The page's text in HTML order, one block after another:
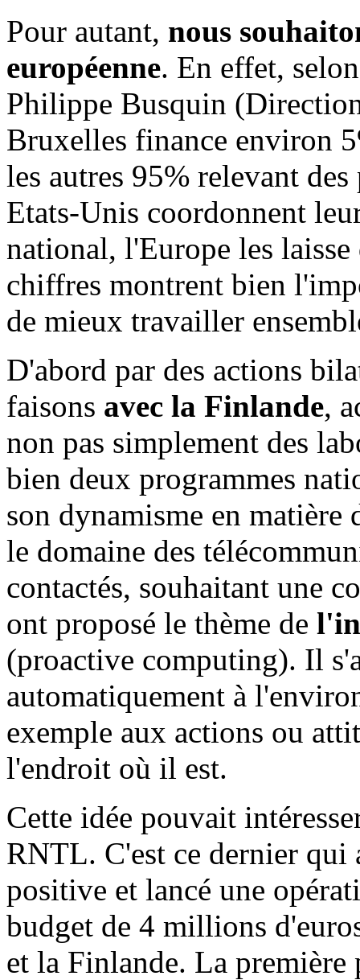
Pour autant, nous
européenne. En effet,
Philippe Busquin
Bruxelles finance environ
les autres 95% relevant
Etats-Unis coordonnent
national, l'Europe les
chiffres montrent bien
de mieux travailler
D'abord par des actions
faisons avec la Finlande,
non pas simplement des
bien deux programmes
son dynamisme en matière
le domaine des
contactés, souhaitant une
ont proposé le thème de
(proactive computing). Il
automatiquement à
exemple aux actions ou
l'endroit où il est.
Cette idée pouvait
RNTL. C'est ce dernier qui
positive et lancé une
budget de 4 millions
et la Finlande. La première